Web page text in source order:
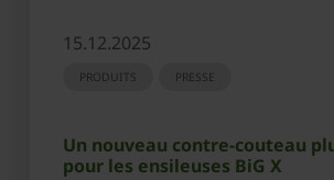
15.12.2025
PRODUITS PRESSE
Un nouveau contre-couteau
pour les ensileuses BiG X